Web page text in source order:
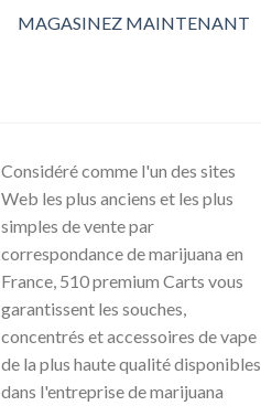
MAGASINEZ MAINTENANT
Considéré comme l'un des sites
Web les plus anciens et les plus
simples de vente par
correspondance de marijuana en
France, 510 premium Carts vous
garantissent les souches,
concentrés et accessoires de vape
de la plus haute qualité disponibles
dans l'entreprise de marijuana